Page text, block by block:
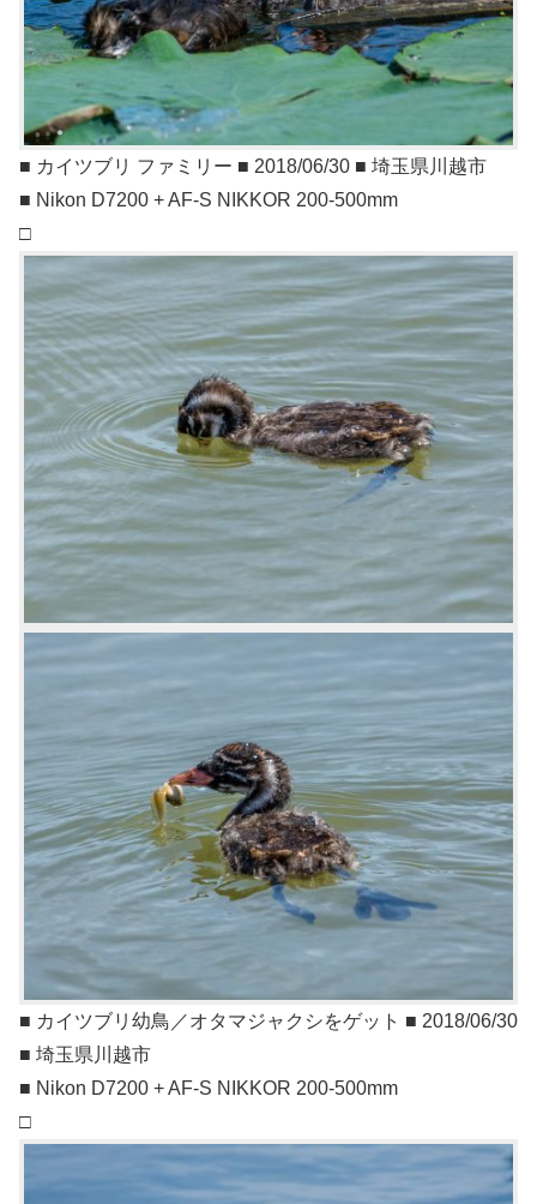
■ カイツブリ ファミリー ■ 2018/06/30 ■ 埼玉県川越市
■ Nikon D7200 + AF-S NIKKOR 200-500mm
□
■ カイツブリ幼鳥／オタマジャクシをゲット ■ 2018/06/30
■ 埼玉県川越市
■ Nikon D7200 + AF-S NIKKOR 200-500mm
□